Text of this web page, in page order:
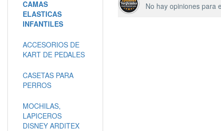
No hay opiniones para
CAMAS
ELASTICAS
INFANTILES
ACCESORIOS DE
KART DE PEDALES
CASETAS PARA
PERROS
MOCHILAS,
LAPICEROS
DISNEY ARDITEX